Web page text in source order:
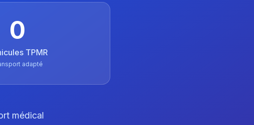
0
TPMR
adapté
médical